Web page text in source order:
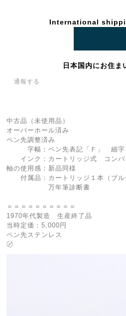
International
日本国内にお住ま
通報する
中古品（未使用品）
オーバーホール済み
ペン先調整済み
字幅：ペン先表記「Ｆ」 細字
インク：カートリッジ式 コンバ
軸の使用感：新品同様
付属品：カートリッジ１本（ブル
万年筆診断書
＝＝＝＝＝＝＝＝＝＝
1970年代製造 生産終了品
当時定価：5,000円
ペン先ステンレス
〄